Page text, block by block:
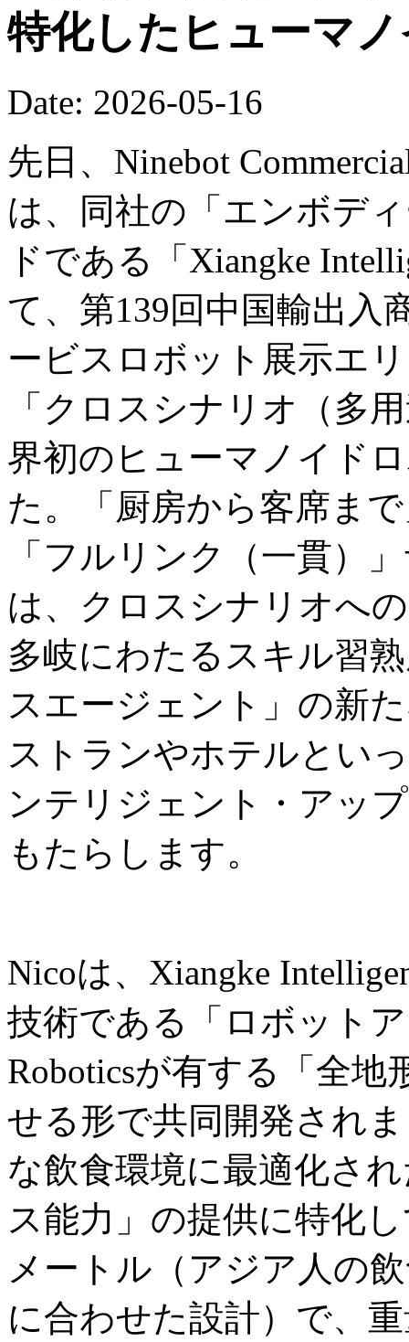
特化したヒューマ
Date: 2026-05-16
先日、Ninebot
は、同社の「エンボデ
ドである「Xiangke
て、第139回中国輸出入
ービスロボット展示エ
「クロスシナリオ（多
界初のヒューマノイド
た。「厨房から客席ま
「フルリンク（一貫）
は、クロスシナリオへ
多岐にわたるスキル習
スエージェント」の新
ストランやホテルとい
ンテリジェント・アッ
もたらします。
Nicoは、Xiangke
技術である「ロボット
Roboticsが有する「全
せる形で共同開発され
な飲食環境に最適化さ
ス能力」の提供に特化
メートル（アジア人の
に合わせた設計）で、